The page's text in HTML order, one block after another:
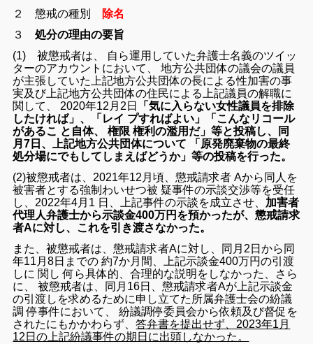
２ 懲戒の種別 除名
３処分の理由の要旨
(1) 被懲戒者は、 自ら運用していた弁護士名義のツイッ
ターのアカウントにおいて、 地方公共団体の議会の議員
が主張していた上記地方公共団体の長による性加害の事
実及び上記地方公共団体の住民による上記議員の解職に
関して、 2020年12月2日
「気に入らない女性議員を排除
したければ」、「レイ プすればよい」「こんなリコール
があるこ と自体、 権限 権利の濫用だ」等と投稿し、同
月7日、上記地方公共団体について 「原発廃棄物の最終
処分場にでもしてしまえばどうか」等の投稿を行った。
(2)被懲戒者は、2021年12月頃、懲戒請求者 Aから同人を
被害者とする強制わいせつ被 疑事件の示談交渉等を受任
し、2022年4月1 日、上記事件の示談を成立させ、 加害者
代理人弁護士から示談金400万円を預かったが、懲戒請求
者Aに対し、これを引き渡さなかった。
また、被懲戒者は、懲戒請求者Aに対し、同月2日から同
年11月8日までの 約7か月間、上記示談金400万円の引渡
しに 関し 何ら具体的、合理的な説明をしなかった、さら
に、 被懲戒者は、同月16日、懲戒請求者Aが上記示談金
の引渡しを求めるために申し立てた所属弁護士会の紛議
調 停事件において、 紛議調停委員会から依頼及び督促を
されたにもかかわらず、答弁書を提出せず、2023年1月
12日の上記紛議事件の期日に出頭しなかった。